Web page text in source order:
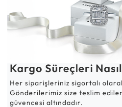
Kargo Süreçleri
Her siparişleriniz sigortalı
Gönderilerimiz size teslim
güvencesi altındadır.